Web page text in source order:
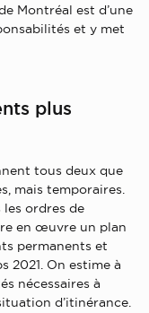
Montréal est d’une
et y met
plus
tous deux que
mais temporaires.
ordres de
en œuvre un plan
permanents et
2021. On estime à
nécessaires à
d’itinérance.